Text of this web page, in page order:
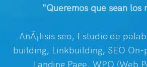
"Queremos que sean los
AnÃ¡lisis seo, Estudio de
building, Linkbuilding, SEO
Landing Page, WPO (Web